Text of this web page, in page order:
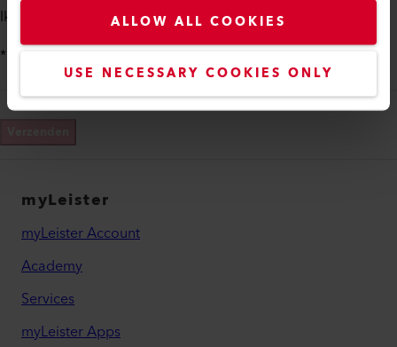
ALLOW ALL COOKIES
USE NECESSARY COOKIES ONLY
Ik ga akkoord met deprivacybeleid
*
myLeister
myLeister Account
Academy
Services
myLeister Apps